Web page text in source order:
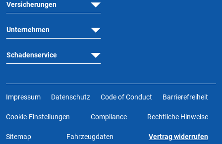
Versicherungen
Unternehmen
Schadenservice
Impressum Datenschutz Code of Conduct Barrierefreiheit
Cookie-Einstellungen Compliance Rechtliche Hinweise
Sitemap Fahrzeugdaten Vertrag widerrufen